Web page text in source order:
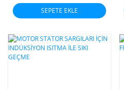
SEPETE EKLE